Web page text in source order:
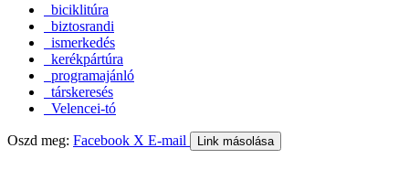
biciklitúra
biztosrandi
ismerkedés
kerékpártúra
programajánló
társkeresés
Velencei-tó
Oszd meg: Facebook X E-mail Link másolása